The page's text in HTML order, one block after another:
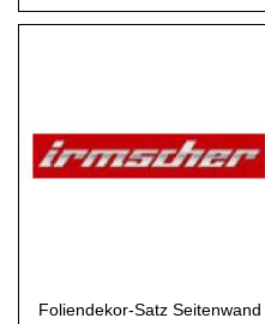
Foliendekor-Satz Seitenwand